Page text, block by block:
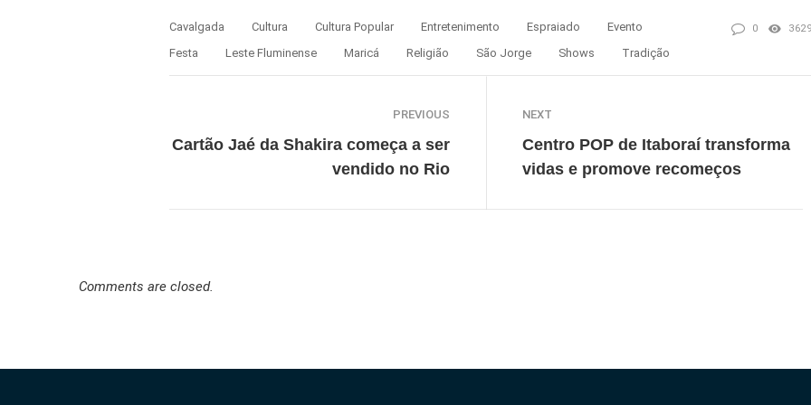
Cavalgada Cultura Cultura Popular Entretenimento Espraiado
Evento
Festa
Leste Fluminense Maricá Religião São Jorge Shows Tradição
0 3629
PREVIOUS
Cartão Jaé da Shakira começa a ser
vendido no Rio
NEXT
Centro POP de Itaboraí transforma
vidas e promove recomeços
Comments are closed.